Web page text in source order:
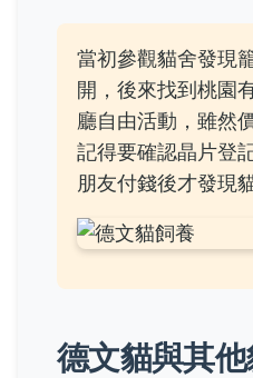
當初參觀貓舍發現
開，後來找到桃園
廳自由活動，雖然
記得要確認晶片登
朋友付錢後才發現
德文貓與其